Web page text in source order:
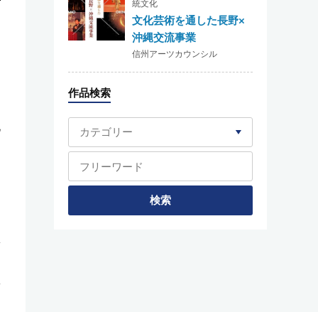
統文化
文化芸術を通した長野×
沖縄交流事業
信州アーツカウンシル
作品検索